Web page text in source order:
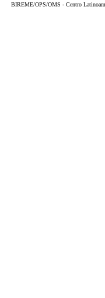
BIREME/OPS/OMS - Centro